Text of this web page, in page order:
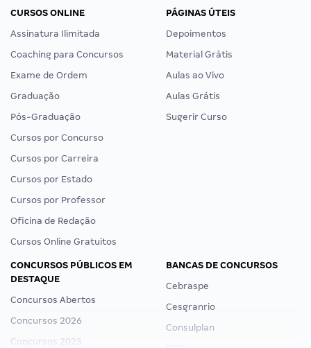
CURSOS ONLINE
Assinatura Ilimitada
Coaching para Concursos
Exame de Ordem
Graduação
Pós-Graduação
Cursos por Concurso
Cursos por Carreira
Cursos por Estado
Cursos por Professor
Oficina de Redação
Cursos Online Gratuitos
PÁGINAS ÚTEIS
Depoimentos
Material Grátis
Aulas ao Vivo
Aulas Grátis
Sugerir Curso
CONCURSOS PÚBLICOS EM
DESTAQUE
Concursos Abertos
Concursos 2026
Concursos 2025
BANCAS DE CONCURSOS
Cebraspe
Cesgranrio
Consulplan